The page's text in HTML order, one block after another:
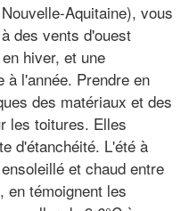
Aquitaine), vous
des vents d'ouest
hiver, et une
l'année. Prendre en
des matériaux et des
les toitures. Elles
d'étanchéité. L'été à
et chaud entre
en témoignent les